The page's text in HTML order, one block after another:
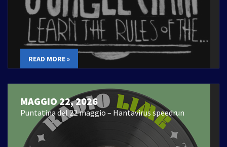
READ MORE »
MAGGIO 22, 2026
Puntatina del 22 maggio – Hantavirus speedrun